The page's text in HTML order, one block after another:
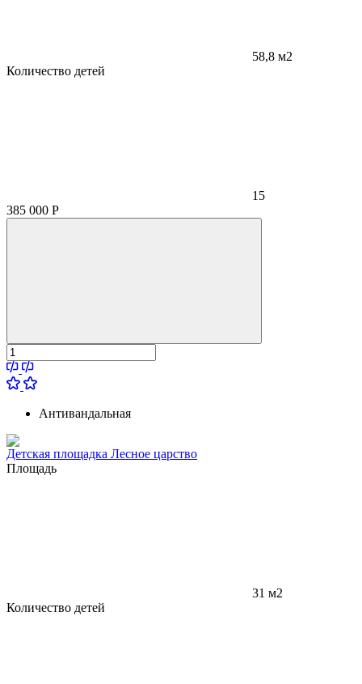
58,8 м2
Количество детей
15
385 000 Р
Антивандальная
Детская площадка Лесное царство
Площадь
31 м2
Количество детей